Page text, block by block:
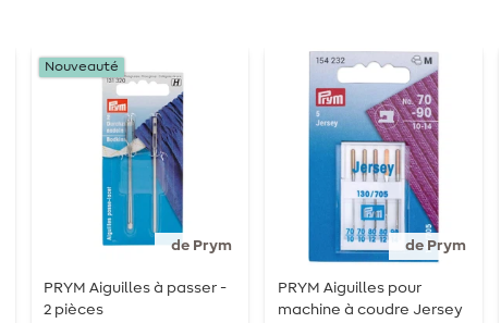
de Prym
Nouveauté
PRYM Aiguilles à passer -
2 pièces
de Prym
PRYM Aiguilles pour
machine à coudre Jersey